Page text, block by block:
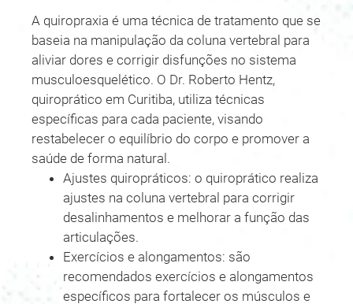
A quiropraxia é uma técnica de tratamento que se
baseia na manipulação da coluna vertebral para
aliviar dores e corrigir disfunções no sistema
musculoesquelético. O Dr. Roberto Hentz,
quiroprático em Curitiba, utiliza técnicas
específicas para cada paciente, visando
restabelecer o equilíbrio do corpo e promover a
saúde de forma natural.
Ajustes quiropráticos: o quiroprático realiza
ajustes na coluna vertebral para corrigir
desalinhamentos e melhorar a função das
articulações.
Exercícios e alongamentos: são
recomendados exercícios e alongamentos
específicos para fortalecer os músculos e